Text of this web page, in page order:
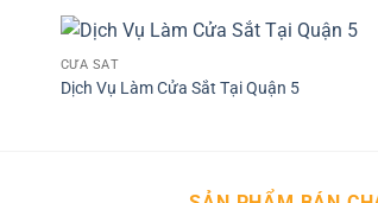
CỬA SẮT
Dịch Vụ Làm Cửa Sắt Tại Quận 5